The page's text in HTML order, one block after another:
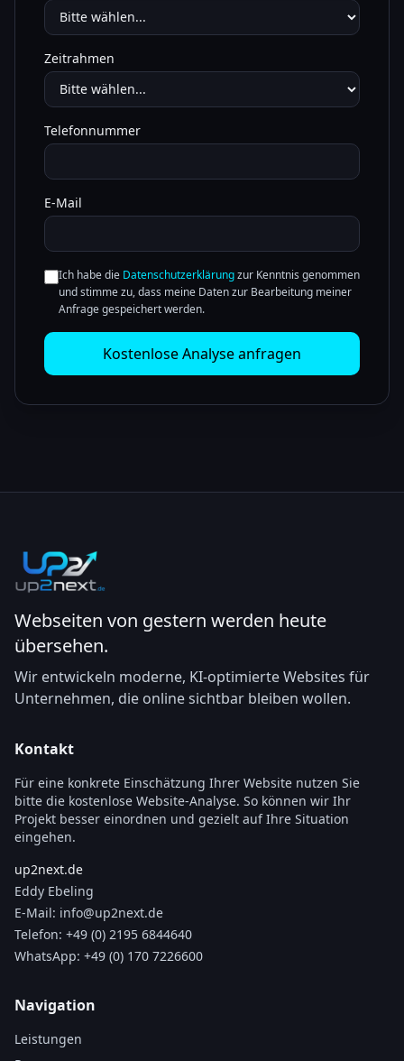
Zeitrahmen
Telefonnummer
E-Mail
Ich habe die Datenschutzerklärungzur Kenntnis genommen
und stimme zu, dass meine Daten zur Bearbeitung meiner
Anfrage gespeichert werden.
Kostenlose Analyse anfragen
Webseiten von gestern werden heute
übersehen.
Wir entwickeln moderne, KI-optimierte Websites für
Unternehmen, die online sichtbar bleiben wollen.
Kontakt
Für eine konkrete Einschätzung Ihrer Website nutzen Sie
bitte die kostenlose Website-Analyse. So können wir Ihr
Projekt besser einordnen und gezielt auf Ihre Situation
eingehen.
up2next.de
Eddy Ebeling
E-Mail: info@up2next.de
Telefon: +49 (0) 2195 6844640
WhatsApp: +49 (0) 170 7226600
Navigation
Leistungen